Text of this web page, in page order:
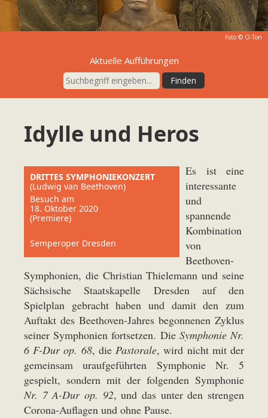
Foto © O-Ton
Aktuelle Aufführungen
Idylle und Heros
DRITTES SYMPHONIEKONZERT
(Ludwig van Beethoven)
Besuch am
18. Oktober 2020
(Premiere)
Semperoper Dresden
Es ist eine
interessante
und
spannende
Kombination
von
Beethoven-
Symphonien, die Christian Thielemann und seine
Sächsische Staatskapelle Dresden auf den
Spielplan gebracht haben und damit den zum
Auftakt des Beethoven-Jahres begon­nenen Zyklus
seiner Symphonien fortsetzen. Die Symphonie Nr.
6 F-Dur op. 68, diePastorale, wird nicht mit der
gemeinsam uraufgeführten Symphonie Nr. 5
gespielt, sondern mit der folgenden Symphonie
Nr. 7 A-Dur op. 92, und das unter den strengen
Corona-Auflagen und ohne Pause.